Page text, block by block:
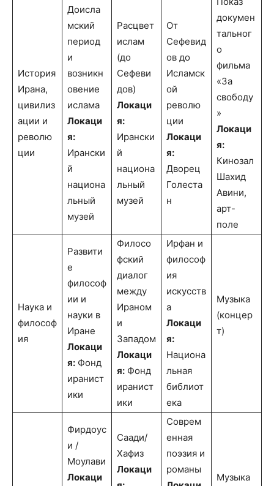
История
Ирана,
цивилиз
ации и
револю
ции
Доисла
мский
период
и
возникн
овение
ислама
Локаци
я:
Ирански
й
национа
льный
музей
Расцвет
ислам
(до
Сефеви
дов)
Локаци
я:
Ирански
й
национа
льный
музей
От
Сефевид
ов до
Исламск
ой
револю
ции
Локаци
я:
Дворец
Голеста
н
докумен
тальног
о
фильма
«За
свободу
»
Локаци
я:
Кинозал
Шахид
Авини,
арт-
поле
Наука и
философ
ия
Развити
е
философ
ии и
науки в
Иране
Локаци
я: Фонд
иранист
ики
Филосо
фский
диалог
между
Ираном
и
Западом
Локаци
я: Фонд
иранист
ики
Ирфан и
философ
ия
искусств
а
Локаци
я:
Национа
льная
библиот
ека
Музыка
(концер
т)
Фирдоус
и /
Моулави
Локаци
Саади/
Хафиз
Локаци
Соврем
енная
поэзия и
романы
Музыка